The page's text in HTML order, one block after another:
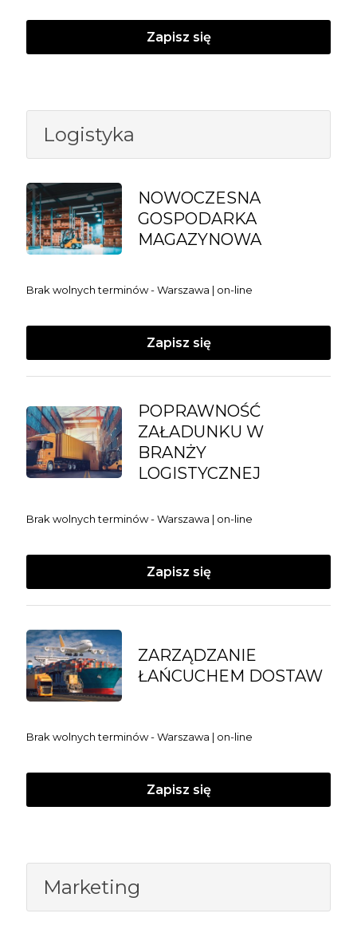
Zapisz się
Logistyka
NOWOCZESNA
GOSPODARKA
MAGAZYNOWA
Brak wolnych terminów - Warszawa | on-line
Zapisz się
POPRAWNOŚĆ
ZAŁADUNKU W
BRANŻY
LOGISTYCZNEJ
Brak wolnych terminów - Warszawa | on-line
Zapisz się
ZARZĄDZANIE
ŁAŃCUCHEM DOSTAW
Brak wolnych terminów - Warszawa | on-line
Zapisz się
Marketing